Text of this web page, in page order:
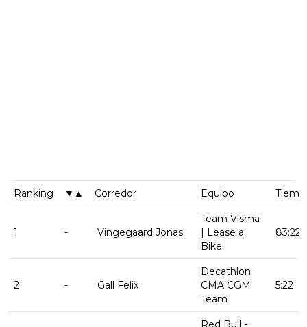
Ranking ▼▲ Corredor Equipo
1 - Vingegaard Jonas
Team Visma
| Lease a
Bike
2 - Gall Felix
Decathlon
CMA CGM
Team
5:22
Red Bull -